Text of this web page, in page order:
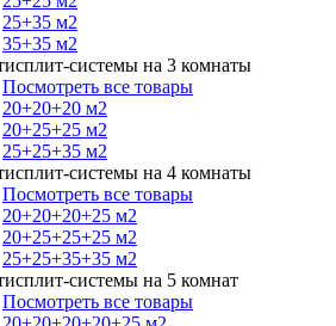
25+35 м2
35+35 м2
системы на 3 комнаты
Посмотреть все товары
20+20+20 м2
20+25+25 м2
25+25+35 м2
системы на 4 комнаты
Посмотреть все товары
20+20+20+25 м2
20+25+25+25 м2
25+25+35+35 м2
системы на 5 комнат
Посмотреть все товары